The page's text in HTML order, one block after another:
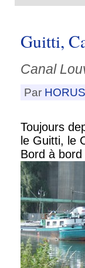
Guitti,
Canal
Par HORUS
Toujours
le Guitti, le
Bord à